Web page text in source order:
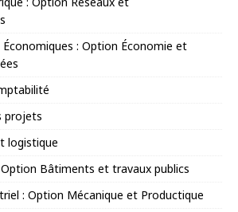
Économiques : Option Économie et
projets
logistique
Option Bâtiments et travaux publics
: Option Mécanique et Productique